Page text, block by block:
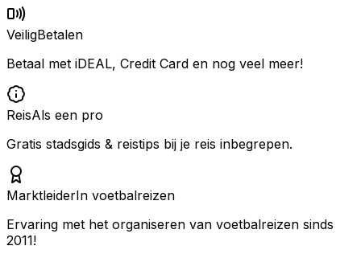
VeiligBetalen
Betaal met iDEAL, Credit Card en nog veel meer!
ReisAls een pro
Gratis stadsgids & reistips bij je reis inbegrepen.
MarktleiderIn voetbalreizen
Ervaring met het organiseren van voetbalreizen sinds
2011!